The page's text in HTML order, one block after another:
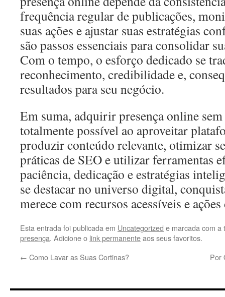
frequência regular de publicações,
suas ações e ajustar suas estratégias
são passos essenciais para consolidar
Com o tempo, o esforço dedicado se
reconhecimento, credibilidade e,
resultados para seu negócio.
Em suma, adquirir presença online
totalmente possível ao aproveitar
produzir conteúdo relevante, otimizar
práticas de SEO e utilizar ferramentas
paciência, dedicação e estratégias
se destacar no universo digital,
merece com recursos acessíveis e
Esta entrada foi publicada em Uncategorized e marcada com
presença. Adicione o link permanenteaos seus favoritos.
← Como Lavar as Suas Cortinas? Por